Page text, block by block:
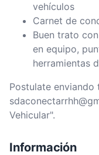
vehículos
Carnet de
Buen trato
en equipo,
herramientas
Postulate enviando
Vehicular".
Información